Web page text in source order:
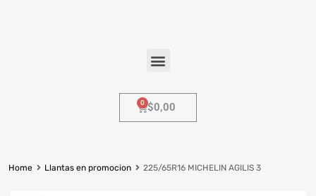
$0,00
Home Llantas en promocion 225/65R16 MICHELIN AGILIS 3